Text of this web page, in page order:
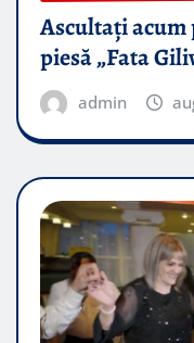
Ascultați acum
piesă „Fata
admin